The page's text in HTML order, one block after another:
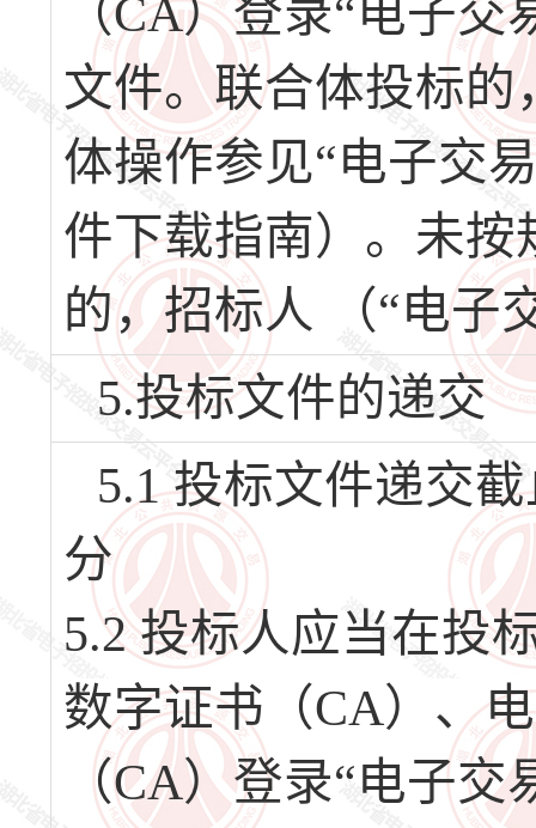
（CA）登录“电子
文件。联合体投标
体操作参见“电子交
件下载指南）。未按
的，招标人 （“电子
5.投标文件的递交
5.1 投标文件递交
分
5.2 投标人应当在投
数字证书（CA）、
（CA）登录“电子